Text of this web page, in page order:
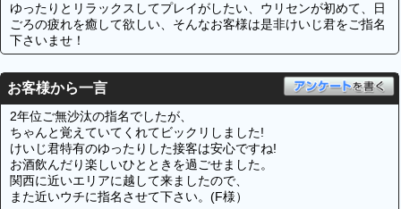
ゆったりとリラックスしてプレイがしたい、ウリセンが初めて、日
ごろの疲れを癒して欲しい、そんなお客様は是非けいじ君をご指名
下さいませ！
お客様から一言
2年位ご無沙汰の指名でしたが、
ちゃんと覚えていてくれてビックリしました!
けいじ君特有のゆったりした接客は安心ですね!
お酒飲んだり楽しいひとときを過ごせました。
関西に近いエリアに越して来ましたので、
また近いウチに指名させて下さい。(F様）